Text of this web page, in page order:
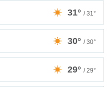
31° / 31°
30° / 30°
29° / 29°